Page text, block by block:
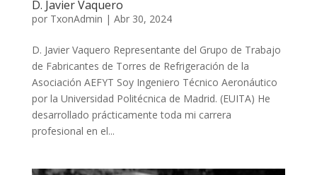
D. Javier Vaquero
por TxonAdmin | Abr 30, 2024
D. Javier Vaquero Representante del Grupo de Trabajo
de Fabricantes de Torres de Refrigeración de la
Asociación AEFYT Soy Ingeniero Técnico Aeronáutico
por la Universidad Politécnica de Madrid. (EUITA) He
desarrollado prácticamente toda mi carrera
profesional en el...